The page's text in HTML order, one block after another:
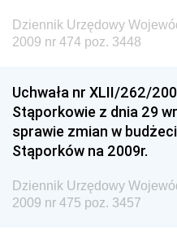
Dziennik Urzędowy
Dziennik Urzędowy
Regionalnej
Dziennik Urzędowy
Dziennik Urzędowy
Dziennik Urzędowy
Inspektora Ochrony
Dziennik Urzędowy
2009 nr 474 poz. 3448
Uchwała nr XLII/262/
Stąporkowie z dnia 29
sprawie zmian w
Stąporków na 2009r.
Dziennik Urzędowy
2009 nr 475 poz. 3457